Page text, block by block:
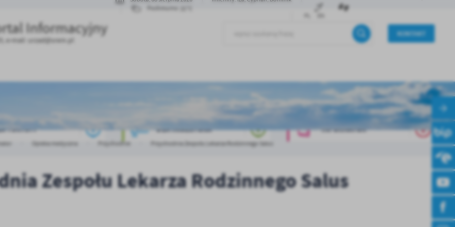
Informacyjny
e-mail: urzad@srem.pl
KONTAKT
TURYSTY DLA INWESTORA INFORMATOR
Opieka medyczna Przychodnie Przychodnia Zespołu Lekarza Rodzinnego Salus
Zespołu Lekarza Rodzinnego Salus